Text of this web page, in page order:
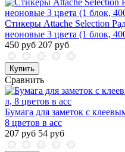
Стикеры Attache Selection
неоновые 3 цвета (1 блок,
450 руб 207 руб
Купить
Сравнить
Бумага для заметок с
8 цветов в асс
207 руб 54 руб